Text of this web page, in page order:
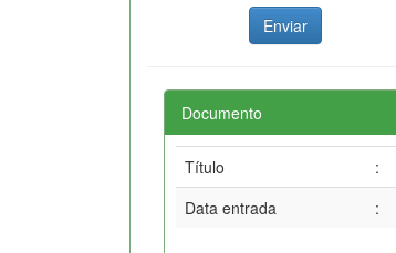
Documento
Título :
Data entrada
: